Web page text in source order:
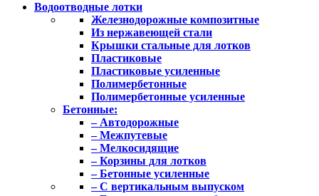
Водоотводные лотки
Железнодорожные композитные
Из нержавеющей стали
Крышки стальные для лотков
Пластиковые
Пластиковые усиленные
Полимербетонные
Полимербетонные усиленные
Бетонные:
– Автодорожные
– Межпутевые
– Мелкосидящие
– Корзины для лотков
– Бетонные усиленные
– С вертикальным выпуском